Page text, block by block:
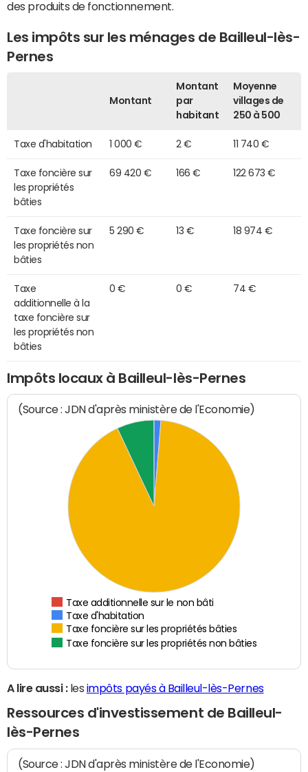
des produits de fonctionnement.
Les impôts sur les ménages de Bailleul-lès-
Pernes
Montant
Montant
par
habitant
Moyenne
villages de
250 à 500
Taxe d'habitation 1 000 € 2 € 11 740 €
Taxe foncière sur
les propriétés
bâties
69 420 € 166 € 122 673 €
Taxe foncière sur
les propriétés non
bâties
5 290 € 13 € 18 974 €
Taxe
additionnelle à la
taxe foncière sur
les propriétés non
bâties
0 € 0 € 74 €
Impôts locaux à Bailleul-lès-Pernes
(Source : JDN d'après ministère de l'Economie)
Taxe additionnelle sur le non bâti
Taxe d'habitation
Taxe foncière sur les propriétés bâties
Taxe foncière sur les propriétés non bâties
A lire aussi :les impôts payés à Bailleul-lès-Pernes
Ressources d'investissement de Bailleul-
lès-Pernes
(Source : JDN d'après ministère de l'Economie)